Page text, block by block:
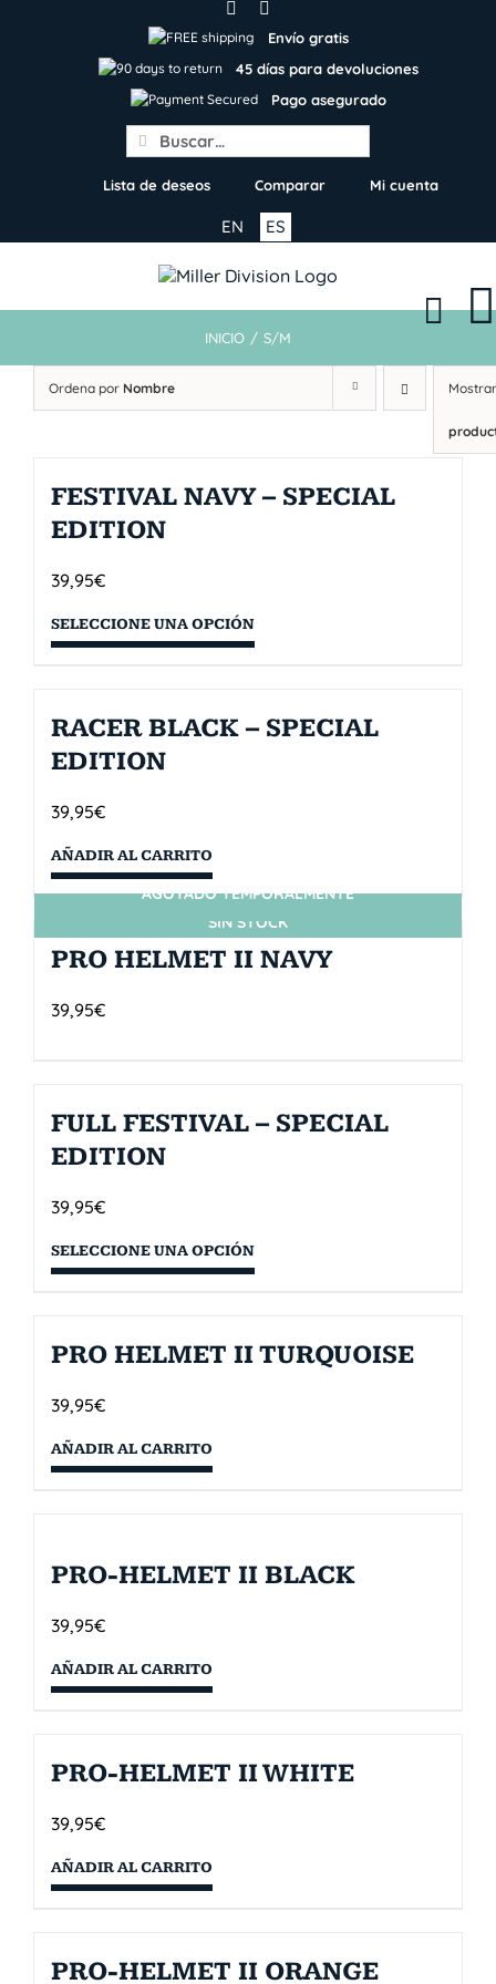
Envío gratis
45 días para devoluciones
Pago asegurado
Search
for:
Lista de deseos Comparar Mi cuenta
ES
EN
INICIO / S/M
Ordena por Nombre
FESTIVAL NAVY – SPECIAL
EDITION
39,95€
SELECCIONE UNA OPCIÓN
RACER BLACK – SPECIAL
EDITION
39,95€
AÑADIR AL CARRITO
SIN STOCK
AGOTADO TEMPORALMENTE
PRO HELMET II NAVY
39,95€
FULL FESTIVAL – SPECIAL
EDITION
39,95€
SELECCIONE UNA OPCIÓN
PRO HELMET II TURQUOISE
39,95€
AÑADIR AL CARRITO
PRO-HELMET II BLACK
39,95€
AÑADIR AL CARRITO
PRO-HELMET II WHITE
39,95€
AÑADIR AL CARRITO
PRO-HELMET II ORANGE